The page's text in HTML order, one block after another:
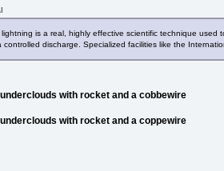
is a real, highly effective scientific technique
controlled discharge. Specialized facilities like the
with rocket and a cobbewire
with rocket and a coppewire